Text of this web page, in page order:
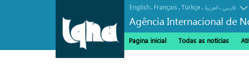
English. Français.Türkçe. العربیة.فارسی
Agência Internacional de
Pagina inicial Todas as notícias